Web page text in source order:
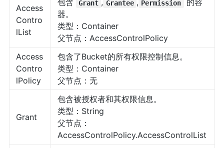
Access
Contro
lList
包含 Grant , Grantee , Permission
的容
器。
类型：Container
父节点：AccessControlPolicy
Access
Contro
lPolicy
包含了Bucket的所有权限控制信息。
类型：Container
父节点：无
Grant
包含被授权者和其权限信息。
类型：String
父节点：
AccessControlPolicy.AccessControlList